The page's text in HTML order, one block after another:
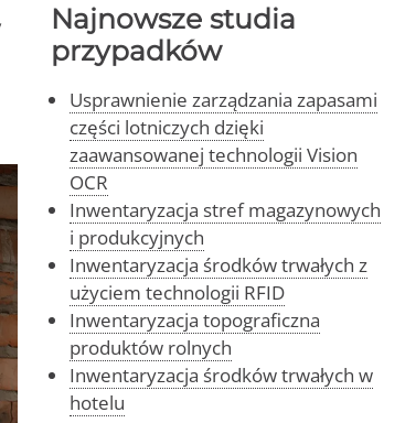
Najnowsze studia
przypadków
Usprawnienie zarządzania zapasami
części lotniczych dzięki
zaawansowanej technologii Vision
OCR
Inwentaryzacja stref magazynowych
i produkcyjnych
Inwentaryzacja środków trwałych z
użyciem technologii RFID
Inwentaryzacja topograficzna
produktów rolnych
Inwentaryzacja środków trwałych w
hotelu